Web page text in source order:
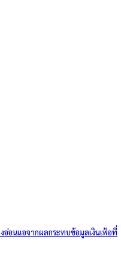
อ่อนแอจากผลกระทบข้อมูลเงินเฟ้อที่